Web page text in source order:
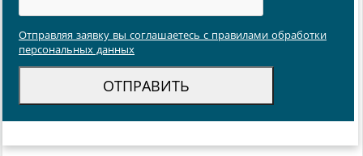
Отправляя заявку вы соглашаетесь с правилами обработки
персональных данных